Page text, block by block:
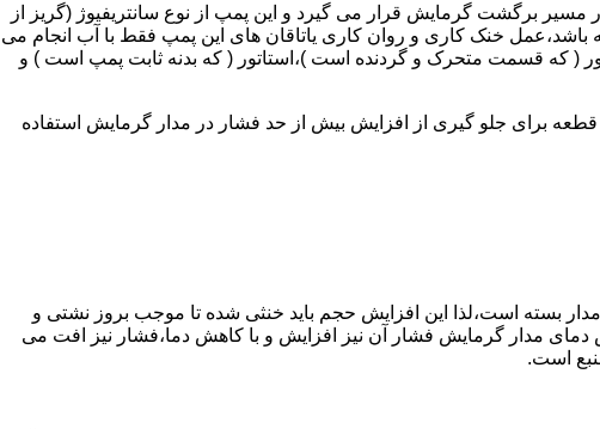
برگشت گرمایش قرار می گیرد و این پمپ از نوع سانتریفیوژ (گریز از
داشته باشد،عمل خنک کاری و روان کاری یاتاقان های این پمپ فقط با آب انجام می
( که قسمت متحرک و گردنده است )،استاتور ( که بدنه ثابت پمپ است ) و
برای جلو گیری از افزایش بیش از حد فشار در مدار گرمایش استفاده
بسته است،لذا این افزایش حجم باید خنثی شده تا موجب بروز نشتی و
دمای مدار گرمایش فشار آن نیز افزایش و با کاهش دما،فشار نیز افت می
است.